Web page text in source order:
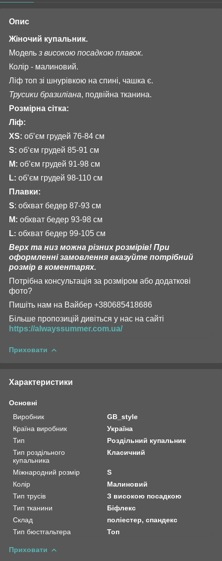
Опис
Жіночий купальник.
Модель з високою посадкою плавок.
Колір - малиновий.
Ліф топ зі шнурівкою на спині, чашка є.
Трусики бразиліана, подвійна тканина.
Розмірна сітка:
Ліф:
XS: обʼєм грудей 76-84 см
S: об‘єм грудей 85-91 см
М: об’єм грудей 91-98 см
L: обʼєм грудей 98-110 см
Плавки:
S: обхват бедер 87-93 см
M: обхват бедер 93-98 см
L: обхват бедер 99-105 см
Верх та низ можна різних розмірів! При
оформленні замовлення вказуйте потрібний
розмір в коментарях.
Потрібна консультація за розміром або додаткові
фото?
Пишіть нам на Вайбер +380685418686
Більше пропозицій дивіться у нас на сайті
https://alwayssummer.com.ua/
Приховати
Характеристики
Основні
Виробник
GB_style
Країна виробник
Україна
Тип
Роздільний купальник
Тип роздільного
купальника
Класичний
Міжнародний розмір
S
Колір
Малиновий
Тип трусів
З високою посадкою
Тип тканини
Біфлекс
Склад
поліестер, спандекс
Тип бюстгальтера
Топ
Приховати